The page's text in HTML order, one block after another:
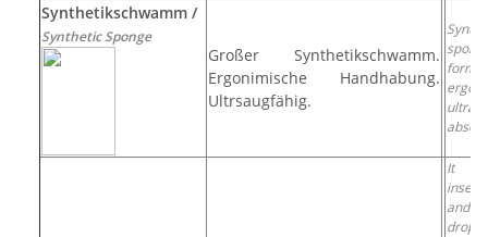
Synthetikschwamm /
Synthetic Sponge
Großer Synthetikschwamm.
Ergonimische Handhabung.
Ultrsaugfähig.
ultra
It
insect